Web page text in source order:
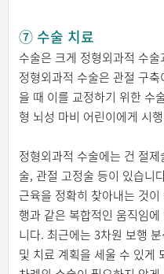
⑦ 수술 치료
수술은 크게 정형외과적 수
정형외과적 수술은 관절 구
을 때 이를 교정하기 위한 수
형 뇌성 마비 어린이에게 시
정형외과적 수술에는 건 절
술, 관절 고정술 등이 있습니
근육을 정확히 찾아내는 것
행과 같은 복합적인 움직임
니다. 최근에는 3차원 보행
및 치료 계획을 세울 수 있게